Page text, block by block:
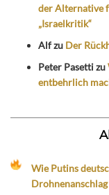
der Alternative
„Israelkritik“
Alfzu Der
Peter Pasettizu
entbehrlich
Wie Putins